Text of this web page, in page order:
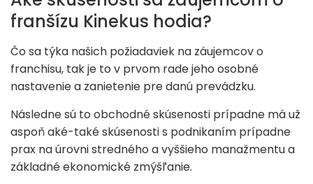
franšízu Kinekus hodia?
Čo sa týka našich požiadaviek na záujemcov o
franchisu, tak je to v prvom rade jeho osobné
nastavenie a zanietenie pre danú prevádzku.
Následne sú to obchodné skúsenosti prípadne má už
aspoň aké-také skúsenosti s podnikaním prípadne
prax na úrovni stredného a vyššieho manažmentu a
základné ekonomické zmýšľanie.